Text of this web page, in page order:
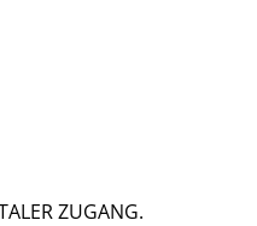
ZUGANG.